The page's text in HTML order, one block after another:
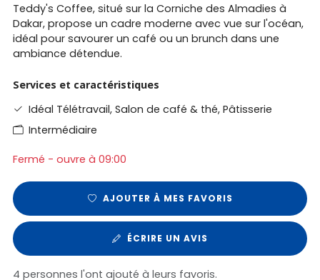
Teddy's Coffee, situé sur la Corniche des Almadies à
Dakar, propose un cadre moderne avec vue sur l'océan,
idéal pour savourer un café ou un brunch dans une
ambiance détendue.
Services et caractéristiques
Idéal Télétravail, Salon de café & thé, Pâtisserie
Intermédiaire
Fermé - ouvre à 09:00
AJOUTER À MES FAVORIS
ÉCRIRE UN AVIS
4 personnes l'ont ajouté à leurs favoris.